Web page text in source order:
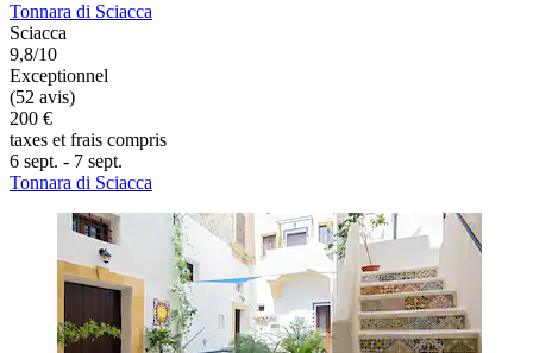
Tonnara di Sciacca
Sciacca
9,8/10
Exceptionnel
(52 avis)
200 €
taxes et frais compris
6 sept. - 7 sept.
Tonnara di Sciacca